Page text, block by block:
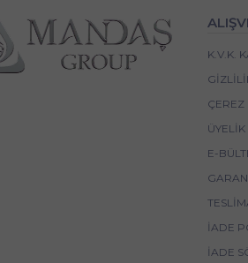
K.V.K.
ÇEREZ
E-
İADE
İADE